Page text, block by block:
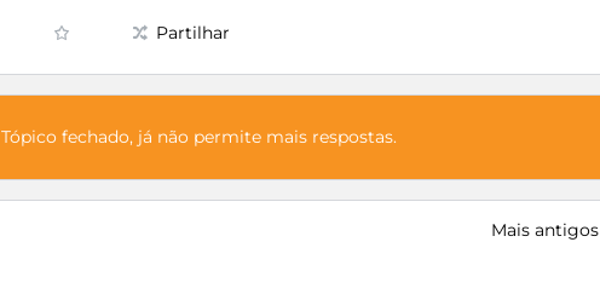
Partilhar
Tópico fechado, já não permite mais respostas.
Mais antigos